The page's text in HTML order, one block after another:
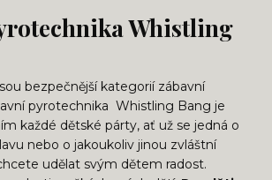
Whistling
bezpečnější kategorií zábavní
pyrotechnika Whistling Bang je
každé dětské párty, ať už se jedná o
nebo o jakoukoliv jinou zvláštní
udělat svým dětem radost.